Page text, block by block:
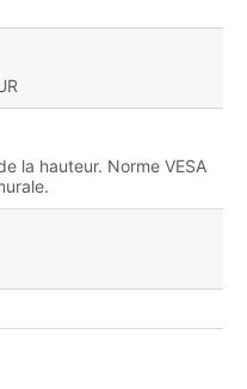
la hauteur. Norme VESA